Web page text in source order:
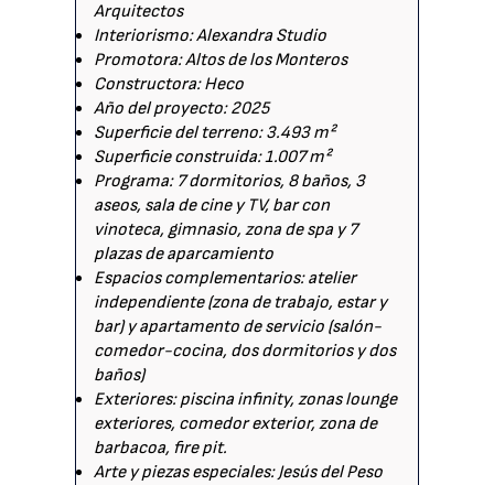
Arquitectos
Interiorismo: Alexandra Studio
Promotora: Altos de los Monteros
Constructora: Heco
Año del proyecto: 2025
Superficie del terreno: 3.493 m²
Superficie construida: 1.007 m²
Programa: 7 dormitorios, 8 baños, 3
aseos, sala de cine y TV, bar con
vinoteca, gimnasio, zona de spa y 7
plazas de aparcamiento
Espacios complementarios: atelier
independiente (zona de trabajo, estar y
bar) y apartamento de servicio (salón-
comedor-cocina, dos dormitorios y dos
baños)
Exteriores: piscina infinity, zonas lounge
exteriores, comedor exterior, zona de
barbacoa, fire pit.
Arte y piezas especiales: Jesús del Peso